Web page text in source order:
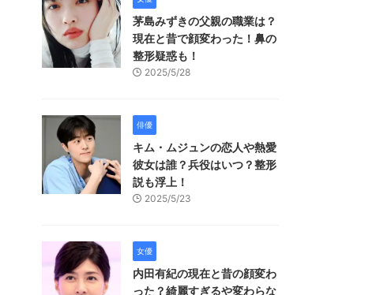
茅島みずきの父親の職業は？
現在と昔で顔変わった！鼻の
整形疑惑も！
2025/5/28
俳優
キム・ムジュンの恋人や熱愛
彼女は誰？兵役はいつ？整形
説も浮上！
2025/5/23
女優
内田有紀の現在と昔の顔変わ
った？綺麗すぎるや変わらな